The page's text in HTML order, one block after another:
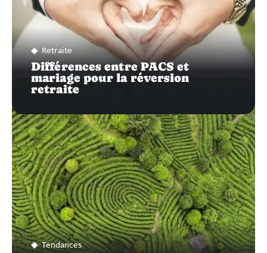
Retraite
Différences entre PACS et
mariage pour la réversion
retraite
Tendances